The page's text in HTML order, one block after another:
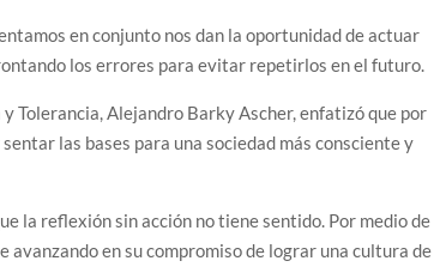
en conjunto nos dan la oportunidad de actuar
los errores para evitar repetirlos en el futuro.
Tolerancia, Alejandro Barky Ascher, enfatizó que por
las bases para una sociedad más consciente y
la reflexión sin acción no tiene sentido. Por medio de
en su compromiso de lograr una cultura de